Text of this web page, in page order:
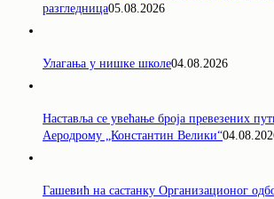
разгледница05.08.2026
Улагања у нишке школе04.08.2026
Наставља се увећање броја превезених
Аеродрому „Константин Велики“
Гашевић на састанку Организационог